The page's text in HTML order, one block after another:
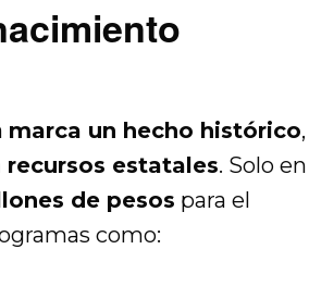
marca un hecho histórico,
estatales. Solo en
de pesos para el
como: